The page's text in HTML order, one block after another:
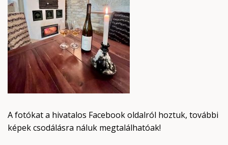
A fotókat a hivatalos Facebook oldalról hoztuk, további
képek csodálásra náluk megtalálhatóak!